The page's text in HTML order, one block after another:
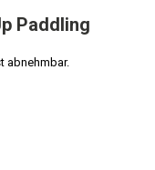
Paddling
abnehmbar.